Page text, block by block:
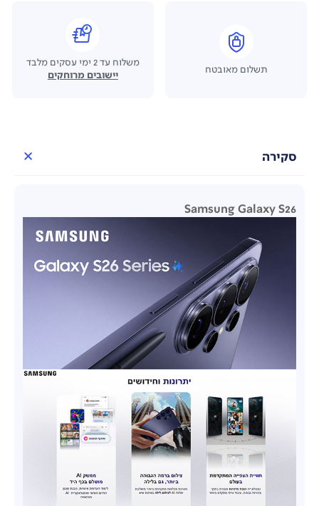
תשלום מאובטח
משלוח עד 2 ימי עסקים מלבד
יישובים מרוחקים
סקירה
Samsung Galaxy S26